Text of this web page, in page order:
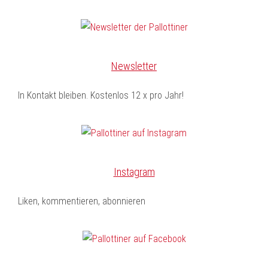
Newsletter
In Kontakt bleiben. Kostenlos 12 x pro Jahr!
Instagram
Liken, kommentieren, abonnieren